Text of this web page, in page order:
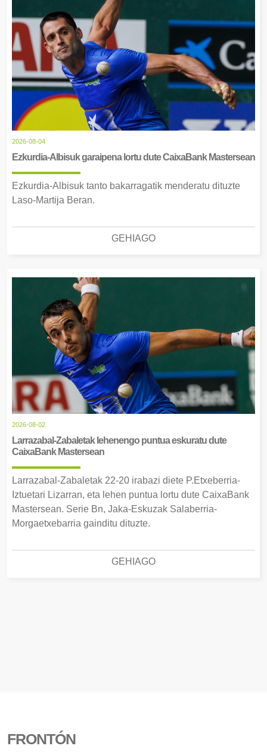
2026-08-04
Ezkurdia-Albisuk garaipena lortu dute CaixaBank Mastersean
Ezkurdia-Albisuk tanto bakarragatik menderatu dituzte
Laso-Martija Beran.
GEHIAGO
2026-08-02
Larrazabal-Zabaletak lehenengo puntua eskuratu dute
CaixaBank Mastersean
Larrazabal-Zabaletak 22-20 irabazi diete P.Etxeberria-
Iztuetari Lizarran, eta lehen puntua lortu dute CaixaBank
Mastersean. Serie Bn, Jaka-Eskuzak Salaberria-
Morgaetxebarria gainditu dituzte.
GEHIAGO
FRONTÓN